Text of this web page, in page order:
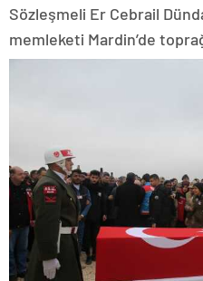
Sözleşmeli Er Cebrail
memleketi Mardin’de